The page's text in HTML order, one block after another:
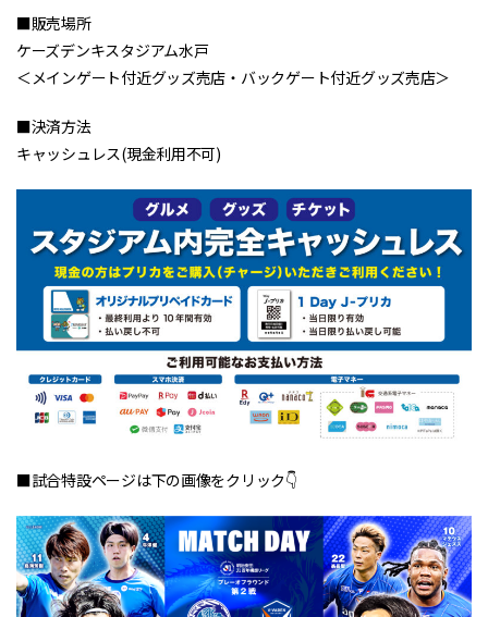
■販売場所
ケーズデンキスタジアム水戸
＜メインゲート付近グッズ売店・バックゲート付近グッズ売店＞
■決済方法
キャッシュレス(現金利用不可)
■試合特設ページは下の画像をクリック👇